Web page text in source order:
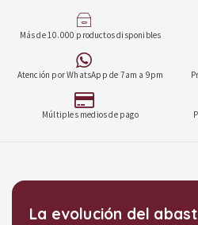
Más de 10.000 productos disponibles
Atención por WhatsApp de 7am a 9pm
Múltiples medios de pago
Destacados y
La evolución del